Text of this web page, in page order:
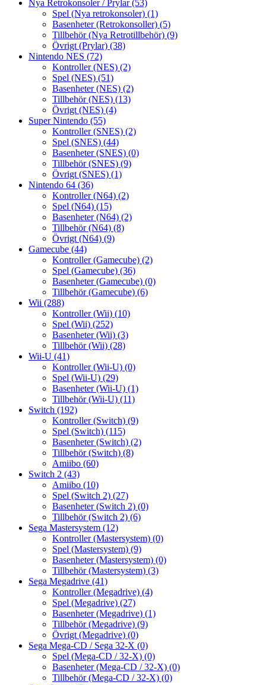
Nya Retrokonsoler / Prylar(53)
Spel (Nya retrokonsoler) (1)
Basenheter (Retrokonsoller) (5)
Tillbehör (Nya Retrotillbehör) (9)
Övrigt (Prylar) (38)
Nintendo NES (72)
Kontroller (NES) (2)
Spel (NES) (51)
Basenheter (NES) (2)
Tillbehör (NES) (13)
Övrigt (NES) (4)
Super Nintendo (55)
Kontroller (SNES) (2)
Spel (SNES) (44)
Basenheter (SNES) (0)
Tillbehör (SNES) (9)
Övrigt (SNES) (1)
Nintendo 64 (36)
Kontroller (N64) (2)
Spel (N64) (15)
Basenheter (N64) (2)
Tillbehör (N64) (8)
Övrigt (N64) (9)
Gamecube (44)
Kontroller (Gamecube) (2)
Spel (Gamecube) (36)
Basenheter (Gamecube) (0)
Tillbehör (Gamecube) (6)
Wii (288)
Kontroller (Wii) (10)
Spel (Wii) (252)
Basenheter (Wii) (3)
Tillbehör (Wii) (28)
Wii-U (41)
Kontroller (Wii-U) (0)
Spel (Wii-U) (29)
Basenheter (Wii-U) (1)
Tillbehör (Wii-U) (11)
Switch (192)
Kontroller (Switch) (9)
Spel (Switch) (115)
Basenheter (Switch) (2)
Tillbehör (Switch) (8)
Amiibo (60)
Switch 2 (43)
Amiibo (10)
Spel (Switch 2) (27)
Basenheter (Switch 2) (0)
Tillbehör (Switch 2) (6)
Sega Mastersystem (12)
Kontroller (Mastersystem) (0)
Spel (Mastersystem) (9)
Basenheter (Mastersystem) (0)
Tillbehör (Mastersystem) (3)
Sega Megadrive (41)
Kontroller (Megadrive) (4)
Spel (Megadrive) (27)
Basenheter (Megadrive) (1)
Tillbehör (Megadrive) (9)
Övrigt (Megadrive) (0)
Sega Mega-CD / Sega 32-X (0)
Spel (Mega-CD / 32-X) (0)
Basenheter (Mega-CD / 32-X) (0)
Tillbehör (Mega-CD / 32-X) (0)